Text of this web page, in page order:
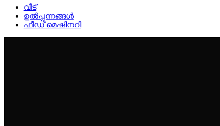
വീട്
ഉൽപ്പന്നങ്ങൾ
ഫീഡ് മെഷിനറി